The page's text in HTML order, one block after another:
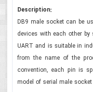
Description:
DB9 male socket can be
devices with each other
UART and is suitable in
from the name of the
convention, each pin is
model of serial male